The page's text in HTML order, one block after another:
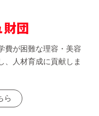
費が困難な理容・美容
、人材育成に貢献しま
ら